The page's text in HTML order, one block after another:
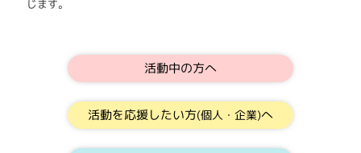
じます。
活動中の方へ
活動を応援したい方(個人・企業)へ